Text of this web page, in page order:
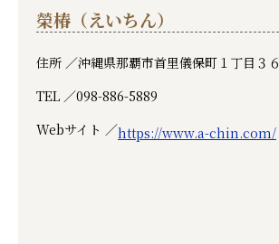
榮椿（えいちん）
住所 ／沖縄県那覇市首里儀保町１丁目３６
TEL ／098-886-5889
Webサイト ／https://www.a-chin.com/